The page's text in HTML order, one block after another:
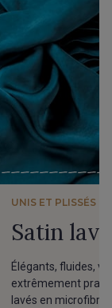
UNIS ET PLISSÉS
Satin lavé
Élégants, fluides,
extrêmement
lavés en